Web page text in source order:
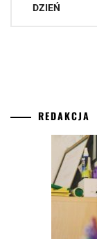
DZIEŃ
REDAKCJA